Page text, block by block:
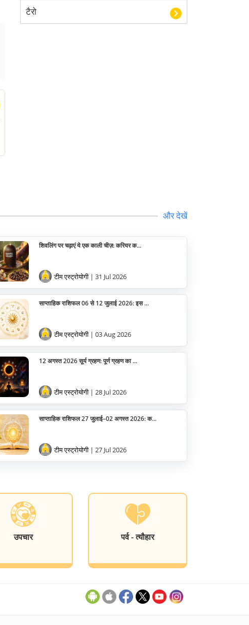
टैरो
योग
अन्य
और देखें
शिवलिंग पर चढ़ाएं ये एक काली चीज़: करियर क...
टीम एस्ट्रोयोगी | 31 Jul 2026
साप्ताहिक राशिफल 06 से 12 जुलाई 2026: इस ...
टीम एस्ट्रोयोगी | 03 Aug 2026
12 अगस्त 2026 सूर्य ग्रहण: पूर्ण ग्रहण का ...
टीम एस्ट्रोयोगी | 28 Jul 2026
साप्ताहिक राशिफल 27 जुलाई–02 अगस्त 2026: क...
टीम एस्ट्रोयोगी | 27 Jul 2026
उपचार पर्व - त्यौहार